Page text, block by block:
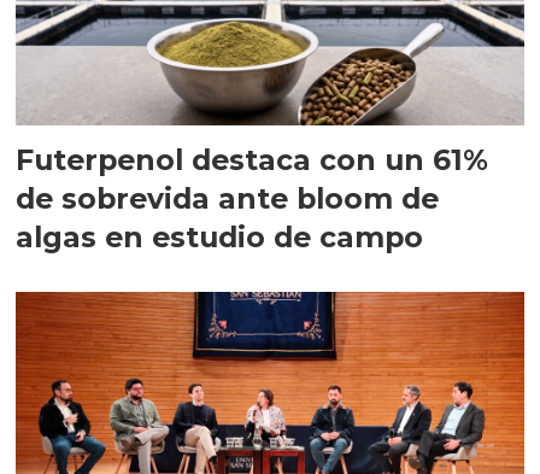
Futerpenol destaca con un 61%
de sobrevida ante bloom de
algas en estudio de campo